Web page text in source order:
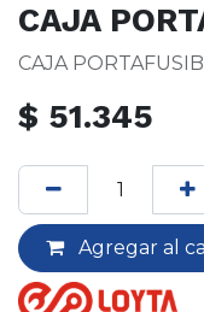
CAJA
CAJA
$ 51.345
Agregar al